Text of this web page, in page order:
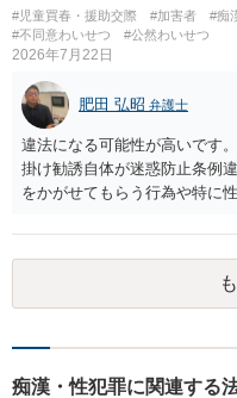
#児童買春・援助交際 #加害者 #痴
#不同意わいせつ
#公然わいせつ
2026年7月22日
肥田 弘昭 弁護士
違法になる可能性が高いです
掛け勧誘自体が迷惑防止条例
をかがせてもらう行為や特に
条例違反などに該当する可能
痴漢・性犯罪に関連する